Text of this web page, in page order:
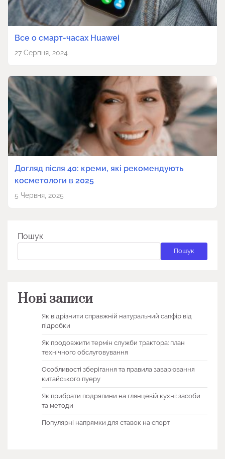
Все о смарт-часах Huawei
27 Серпня, 2024
Догляд після 40: креми, які рекомендують
косметологи в 2025
5 Червня, 2025
Пошук
Пошук
Нові записи
Як відрізнити справжній натуральний сапфір від
підробки
Як продовжити термін служби трактора: план
технічного обслуговування
Особливості зберігання та правила заварювання
китайського пуеру
Як прибрати подряпини на глянцевій кухні: засоби
та методи
Популярні напрямки для ставок на спорт